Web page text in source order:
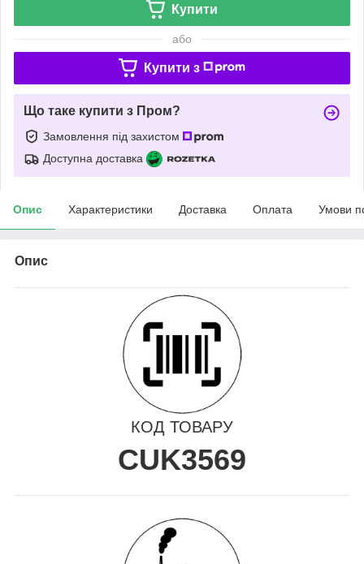
Купити
або
Купити з
Що таке купити з Пром?
Замовлення під захистом
Доступна доставка
Опис Характеристики Доставка Оплата Умови
Опис
КОД ТОВАРУ
CUK3569